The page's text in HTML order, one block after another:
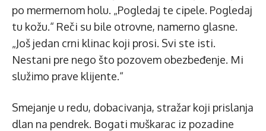
po mermernom holu. „Pogledaj te cipele. Pogledaj
tu kožu.“ Reči su bile otrovne, namerno glasne.
„Još jedan crni klinac koji prosi. Svi ste isti.
Nestani pre nego što pozovem obezbeđenje. Mi
služimo prave klijente.“
Smejanje u redu, dobacivanja, stražar koji prislanja
dlan na pendrek. Bogati muškarac iz pozadine